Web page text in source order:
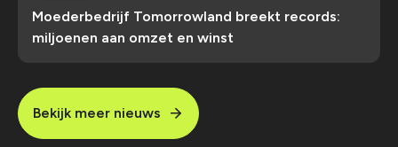
Moederbedrijf Tomorrowland breekt records:
miljoenen aan omzet en winst
Bekijk meer nieuws